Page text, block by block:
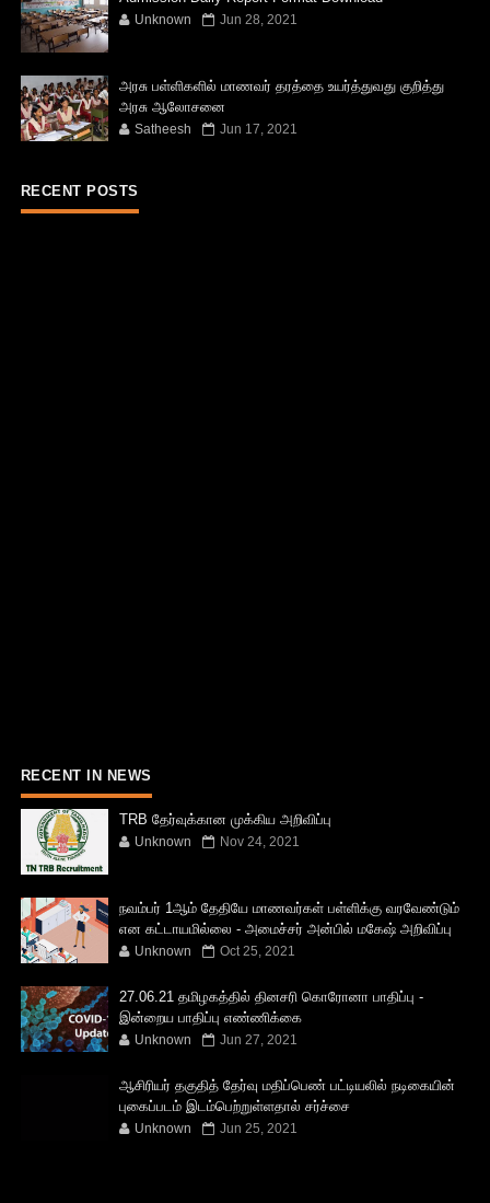
Unknown Jun 28, 2021
அரசு பள்ளிகளில் மாணவர் தரத்தை உயர்த்துவது குறித்து
அரசு ஆலோசனை
Satheesh Jun 17, 2021
RECENT POSTS
RECENT IN NEWS
TRB தேர்வுக்கான முக்கிய அறிவிப்பு
Unknown Nov 24, 2021
நவம்பர் 1ஆம் தேதியே மாணவர்கள் பள்ளிக்கு வரவேண்டும்
என கட்டாயமில்லை - அமைச்சர் அன்பில் மகேஷ் அறிவிப்பு
Unknown Oct 25, 2021
27.06.21 தமிழகத்தில் தினசரி கொரோனா பாதிப்பு -
இன்றைய பாதிப்பு எண்ணிக்கை
Unknown Jun 27, 2021
ஆசிரியர் தகுதித் தேர்வு மதிப்பெண் பட்டியலில் நடிகையின்
புகைப்படம் இடம்பெற்றுள்ளதால் சர்ச்சை
Unknown Jun 25, 2021